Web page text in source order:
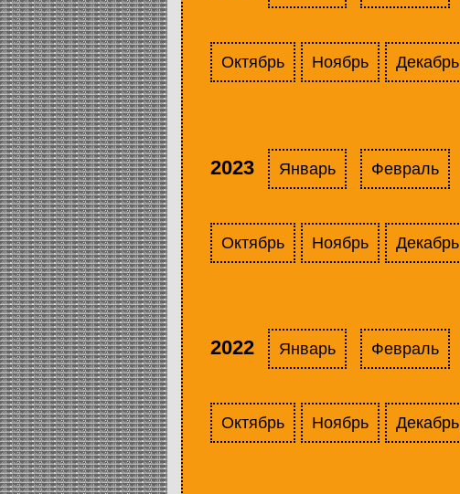
Октябрь Ноябрь Декабрь
2023 Январь Февраль
Октябрь Ноябрь Декабрь
2022 Январь Февраль
Октябрь Ноябрь Декабрь